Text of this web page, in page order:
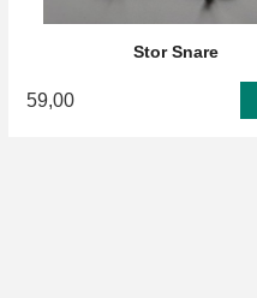
Stor Snare
59,00